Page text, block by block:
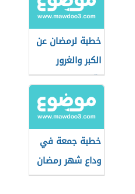
خطبة لرمضان عن
الكبر والغرور
وآثارهما على
المجتمع
خطبة جمعة في
وداع شهر رمضان